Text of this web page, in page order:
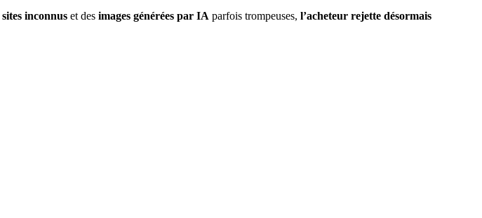
sites inconnus et des images générées par IA parfois trompeuses, l’acheteur rejette désormais